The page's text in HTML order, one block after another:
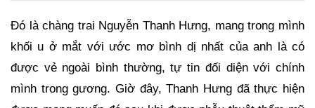
Đó là chàng trai Nguyễn Thanh Hưng, mang trong mình
khối u ở mắt với ước mơ bình dị nhất của anh là có
được vẻ ngoài bình thường, tự tin đối diện với chính
mình trong gương. Giờ đây, Thanh Hưng đã thực hiện